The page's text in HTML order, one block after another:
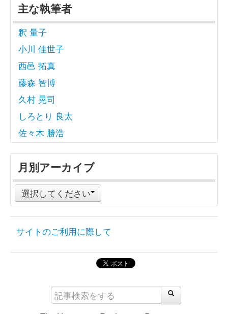
主な執筆者
釈 量子
小川 佳世子
西邑 拓真
藤森 智博
久村 晃司
しろとり 良太
佐々木 勝浩
月別アーカイブ
選択してください
サイトのご利用に際して